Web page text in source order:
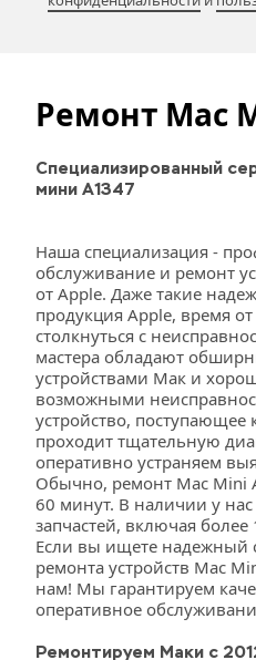
Ремонт Mac
Специализированный
мини А1347
Наша специализация -
обслуживание и ремонт
от Apple. Даже такие
продукция Apple, время
столкнуться с
мастера обладают
устройствами Мак и
возможными
устройство, поступающее
проходит тщательную
оперативно устраняем
Обычно, ремонт Mac Mini
60 минут. В наличии у
запчастей, включая
Если вы ищете надежный
ремонта устройств Mac
нам! Мы гарантируем
оперативное
Ремонтируем Маки с